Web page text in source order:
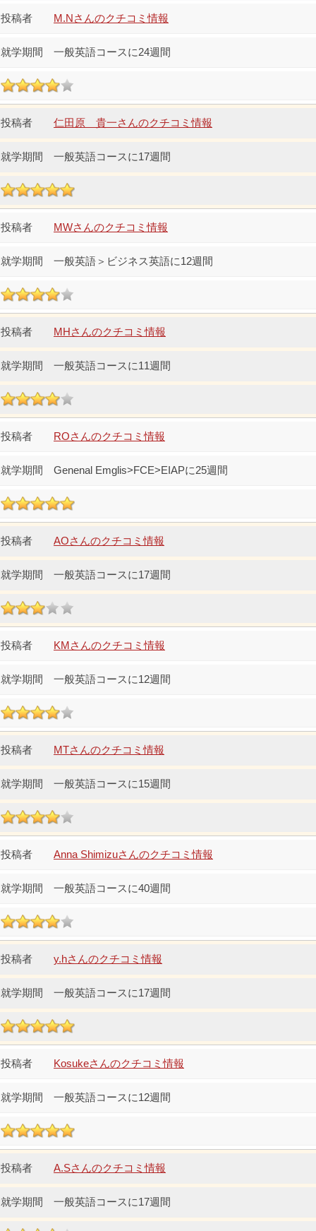
M.Nさんのクチコミ情報
一般英語コースに24週間
仁田原 貴一さんのクチコミ情報
一般英語コースに17週間
MWさんのクチコミ情報
一般英語＞ビジネス英語に12週間
MHさんのクチコミ情報
一般英語コースに11週間
ROさんのクチコミ情報
Genenal Emglis>FCE>EIAPに25週間
AOさんのクチコミ情報
一般英語コースに17週間
KMさんのクチコミ情報
一般英語コースに12週間
MTさんのクチコミ情報
一般英語コースに15週間
Anna Shimizuさんのクチコミ情報
一般英語コースに40週間
y.hさんのクチコミ情報
一般英語コースに17週間
Kosukeさんのクチコミ情報
一般英語コースに12週間
A.Sさんのクチコミ情報
一般英語コースに17週間